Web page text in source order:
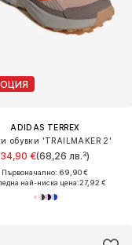
ADIDAS TERREX
обувки 'TRAILMAKER 2'
34,90 €(68,26 лв.³)
Първоначално: 69,90 €
най-ниска цена:27,92 €